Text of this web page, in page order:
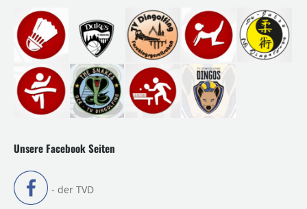
Unsere Facebook Seiten
- der TVD